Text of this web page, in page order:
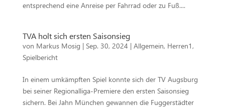
entsprechend eine Anreise per Fahrrad oder zu Fuß....
TVA holt sich ersten Saisonsieg
von Markus Mosig | Sep. 30, 2024 | Allgemein, Herren1,
Spielbericht
In einem umkämpften Spiel konnte sich der TV Augsburg
bei seiner Regionalliga-Premiere den ersten Saisonsieg
sichern. Bei Jahn München gewannen die Fuggerstädter